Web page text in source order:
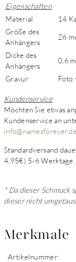
Eigenschaften
Material
14
Größe des
Anhängers
26
Dicke des
Anhängers
0,6
Gravur Foto
Kundenservice
Möchten Sie etwas
Kundenservice an
info@namesforever.de
Standardversand
4,95€) 5-6 Werktage.
* Da dieser Schmuck
dieser nicht
Merkmale
Artikelnummer: